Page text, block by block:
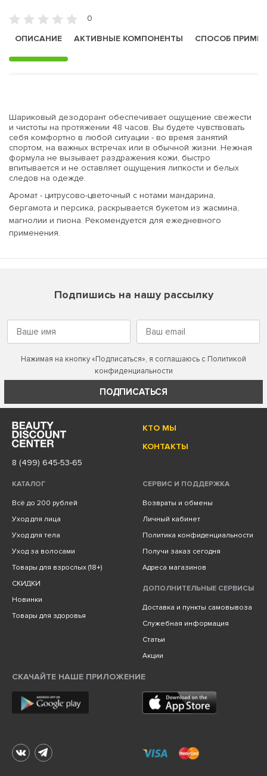
0
ОПИСАНИЕ
АКТИВНЫЕ КОМПОНЕНТЫ СПОСОБ
Шариковый дезодорант обеспечивает ощущение свежести
и чистоты на протяжении 48 часов. Вы будете чувствовать
себя комфортно в любой ситуации - во время занятий
спортом, на важных встречах или в обычной жизни. Нежная
формула не вызывает раздражения кожи, быстро
впитывается и не оставляет ощущения липкости и белых
следов на одежде.
Аромат - цитрусово-цветочный с нотами мандарина,
бергамота и персика, раскрывается букетом из жасмина,
магнолии и пиона. Рекомендуется для ежедневного
применения.
Подпишись на нашу рассылку
Нажимая на кнопку «Подписаться», я соглашаюсь с Политикой
конфиденциальности
ПОДПИСАТЬСЯ
КТО МЫ
КОНТАКТЫ
8 (499) 645-53-65
КАТАЛОГ
Всё до 200 рублей
Уход для лица
Уход для тела
Уход за волосами
Товары для взрослых (18+)
СКИДКИ
Новинки
Товары для здоровья
СЕРВИС И ПОДДЕРЖКА
Возвраты и обмены
Личный кабинет
Политика конфиденциальности
Получи заказ сегодня
Адреса магазинов
ДОПОЛНИТЕЛЬНЫЕ СЕРВИСЫ
Доставка и пункты самовывоза
Служебная информация
Статьи
Акции
СКАЧАЙТЕ НАШЕ ПРИЛОЖЕНИЕ